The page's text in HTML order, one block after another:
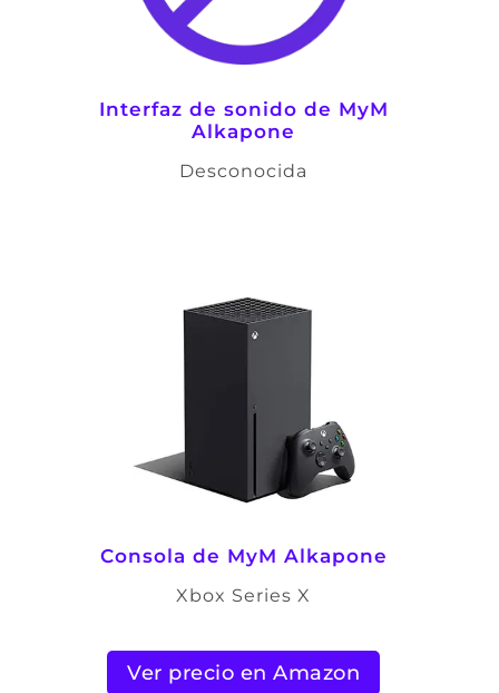
Interfaz de sonido de MyM
Alkapone
Desconocida
Consola de MyM Alkapone
Xbox Series X
Ver precio en Amazon